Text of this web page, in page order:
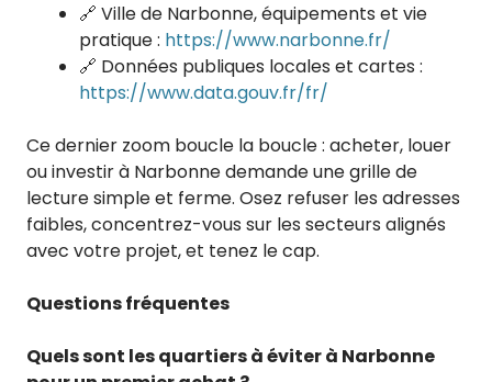
🔗 Ville de Narbonne, équipements et vie
pratique : https://www.narbonne.fr/
🔗 Données publiques locales et cartes :
https://www.data.gouv.fr/fr/
Ce dernier zoom boucle la boucle : acheter, louer
ou investir à Narbonne demande une grille de
lecture simple et ferme. Osez refuser les adresses
faibles, concentrez-vous sur les secteurs alignés
avec votre projet, et tenez le cap.
Questions fréquentes
Quels sont les quartiers à éviter à Narbonne